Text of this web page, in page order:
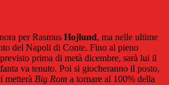
per Rasmus Hojlund, ma nelle ultime
del Napoli di Conte. Fino al pieno
prima di metà dicembre, sarà lui il
va tenuto. Poi si giocheranno il posto,
metterà Big Rom a tornare al 100% della